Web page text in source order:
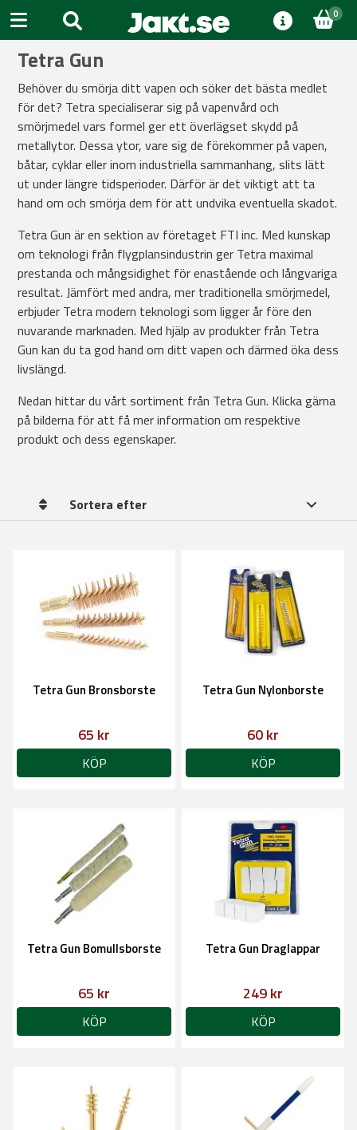
0
Tetra Gun
Behöver du smörja ditt vapen och söker det bästa medlet
för det? Tetra specialiserar sig på vapenvård och
smörjmedel vars formel ger ett överlägset skydd på
metallytor. Dessa ytor, vare sig de förekommer på vapen,
båtar, cyklar eller inom industriella sammanhang, slits lätt
ut under längre tidsperioder. Därför är det viktigt att ta
hand om och smörja dem för att undvika eventuella skadot.
Tetra Gun är en sektion av företaget FTI inc. Med kunskap
om teknologi från flygplansindustrin ger Tetra maximal
prestanda och mångsidighet för enastående och långvariga
resultat. Jämfört med andra, mer traditionella smörjmedel,
erbjuder Tetra modern teknologi som ligger år före den
nuvarande marknaden. Med hjälp av produkter från Tetra
Gun kan du ta god hand om ditt vapen och därmed öka dess
livslängd.
Nedan hittar du vårt sortiment från Tetra Gun. Klicka gärna
på bilderna för att få mer information om respektive
produkt och dess egenskaper.
Sortera efter
Tetra Gun Bronsborste
65 kr
KÖP
Tetra Gun Nylonborste
60 kr
KÖP
Tetra Gun Bomullsborste
65 kr
KÖP
Tetra Gun Draglappar
249 kr
KÖP